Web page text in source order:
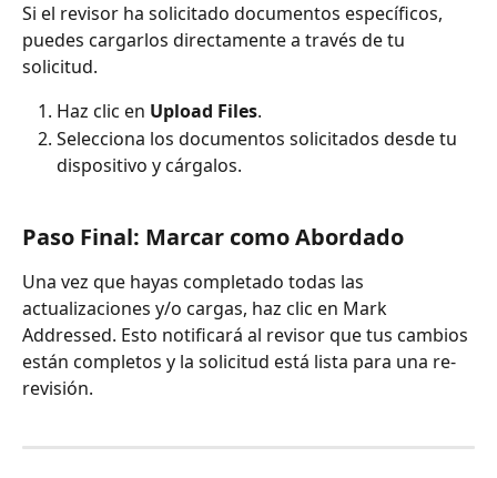
Si el revisor ha solicitado documentos específicos,
puedes cargarlos directamente a través de tu
solicitud.
Haz clic en Upload Files.
Selecciona los documentos solicitados desde tu
dispositivo y cárgalos.
Paso Final: Marcar como Abordado
Una vez que hayas completado todas las
actualizaciones y/o cargas, haz clic en Mark
Addressed. Esto notificará al revisor que tus cambios
están completos y la solicitud está lista para una re-
revisión.